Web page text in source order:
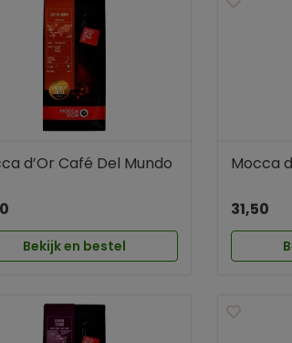
d’Or Café Del Mundo
Bekijk en bestel
Mocca
31,50